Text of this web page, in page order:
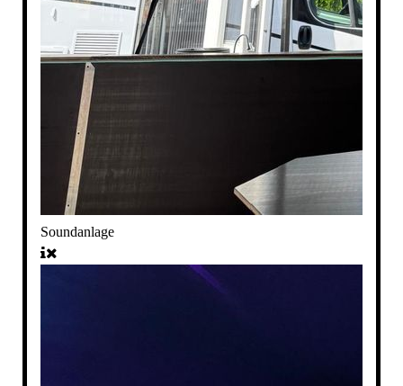
Soundanlage